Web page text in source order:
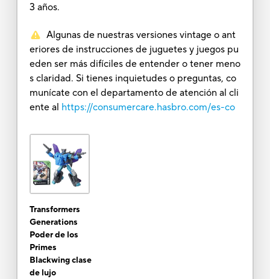
3 años.
Algunas de nuestras versiones vintage o ant
eriores de instrucciones de juguetes y juegos pu
eden ser más difíciles de entender o tener meno
s claridad. Si tienes inquietudes o preguntas, co
munícate con el departamento de atención al cli
ente al https://consumercare.hasbro.com/es-co
Transformers
Generations
Poder de los
Primes
Blackwing clase
de lujo